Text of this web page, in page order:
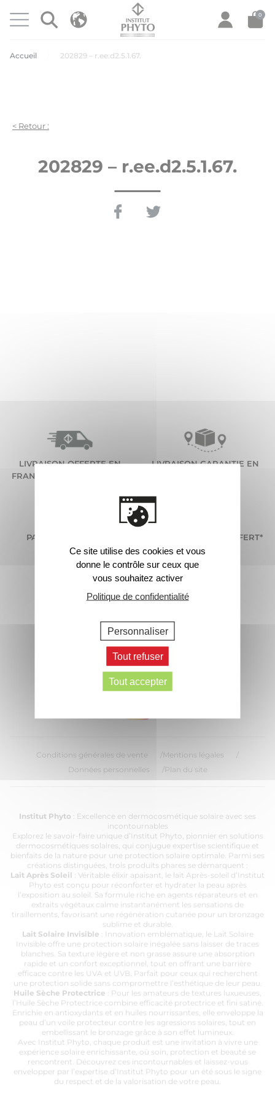
Ouvrir le menu
INSTITUT PHYTO
0
Accueil 202829 – r.ee.d2.5.1.67.
< Retour :
202829 – r.ee.d2.5.1.67.
LIVRAISON OFFERTE EN
FRANCE METROPOLITAINE*
LIVRAISON GARANTIE EN
PAIEMENT SÉCURISÉ KIT ÉCHANTILLON OFFERT*
Contactez-nous
> Écrivez-nous
Suivez nous sur les réseaux :
Conditions générales de vente
Mentions légales
Données personnelles
Plan du site
Institut Phyto : Excellence en dermocosmétique solaire avec ses
incontournables
Explorez le savoir-faire unique d’Institut Phyto, pionnier en solutions
dermocosmétiques solaires, qui conjugue expertise scientifique et
bienfaits de la nature pour une protection solaire optimale. Parmi ses
créations distinguées, trois produits phares se démarquent :
Lait Après Soleil : Véritable élixir apaisant, le lait Après-soleil d’Institut
Phyto est conçu pour réconforter et hydrater la peau après
l’exposition au soleil. Sa formule riche en agents réparateurs et en
extraits végétaux calme instantanément les sensations de
tiraillements, favorisant une régénération cutanée pour un bronzage
sublime et durable.
Lait Solaire Invisible : Innovation emblématique, le Lait Solaire
Invisible offre une protection solaire inégalée sans laisser de traces
blanches. Sa texture légère et non grasse assure une absorption
rapide et un confort exceptionnel, tout en offrant une barrière
efficace contre les UVA et UVB. Parfait pour ceux qui recherchent
une protection solide sans compromettre l’esthétique de leur peau.
Huile Sèche Protectrice : Pour les amateurs de textures luxueuses,
l’Huile Sèche Protectrice combine efficacité protectrice et fini satiné.
Enrichie en antioxydants et en huiles nourrissantes, elle enveloppe la
peau d’un voile protecteur contre les agressions solaires, tout en
embellissant le bronzage grâce à son effet lumineux.
Avec Institut Phyto, chaque produit est une invitation à vivre une
expérience solaire enrichissante, où soin, protection et beauté se
rencontrent. Découvrez ces incontournables et laissez-vous
envelopper par l’expertise d’Institut Phyto pour un été sous le signe
du respect et de la valorisation de votre peau.
Panneau de gestion des cookies
Ce site utilise des cookies et vous
donne le contrôle sur ceux que
vous souhaitez activer
Politique de confidentialité
Personnaliser
Tout refuser
Tout accepter